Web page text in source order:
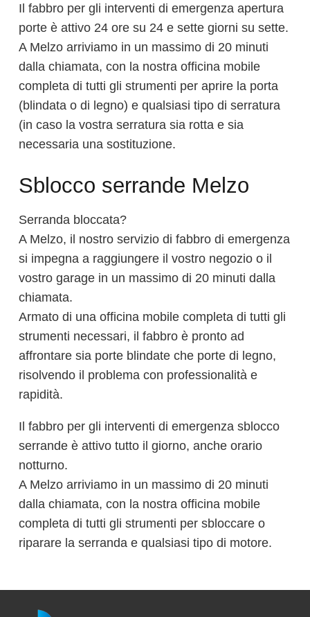
Il fabbro per gli interventi di emergenza apertura
porte è attivo 24 ore su 24 e sette giorni su sette.
A Melzo arriviamo in un massimo di 20 minuti
dalla chiamata, con la nostra officina mobile
completa di tutti gli strumenti per aprire la porta
(blindata o di legno) e qualsiasi tipo di serratura
(in caso la vostra serratura sia rotta e sia
necessaria una sostituzione.
Sblocco serrande Melzo
Serranda bloccata?
A Melzo, il nostro servizio di fabbro di emergenza
si impegna a raggiungere il vostro negozio o il
vostro garage in un massimo di 20 minuti dalla
chiamata.
Armato di una officina mobile completa di tutti gli
strumenti necessari, il fabbro è pronto ad
affrontare sia porte blindate che porte di legno,
risolvendo il problema con professionalità e
rapidità.
Il fabbro per gli interventi di emergenza sblocco
serrande è attivo tutto il giorno, anche orario
notturno.
A Melzo arriviamo in un massimo di 20 minuti
dalla chiamata, con la nostra officina mobile
completa di tutti gli strumenti per sbloccare o
riparare la serranda e qualsiasi tipo di motore.